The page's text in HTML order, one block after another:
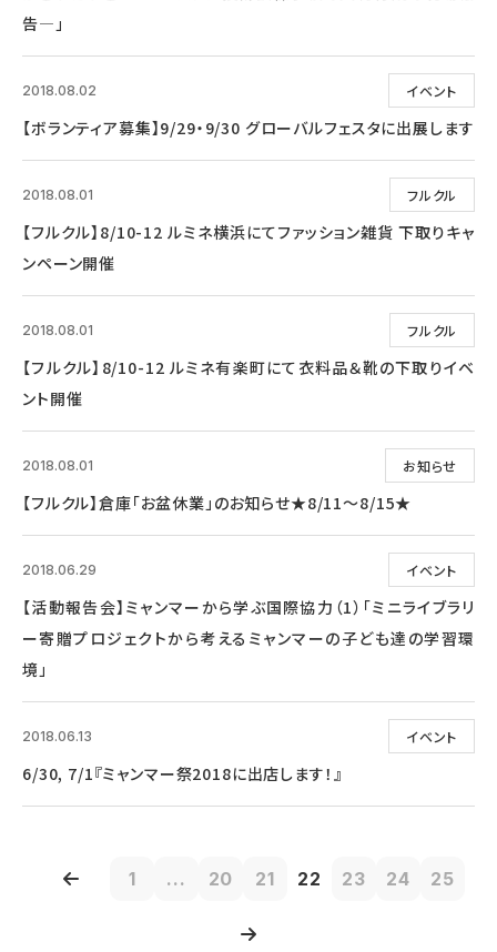
告―」
イベント
2018.08.02
【ボランティア募集】9/29・9/30 グローバルフェスタに出展します
フルクル
2018.08.01
【フルクル】8/10-12 ルミネ横浜にてファッション雑貨 下取りキャ
ンペーン開催
フルクル
2018.08.01
【フルクル】8/10-12 ルミネ有楽町にて衣料品＆靴の下取りイベ
ント開催
お知らせ
2018.08.01
【フルクル】倉庫「お盆休業」のお知らせ★8/11～8/15★
イベント
2018.06.29
【活動報告会】ミャンマーから学ぶ国際協力（1）「ミニライブラリ
ー寄贈プロジェクトから考えるミャンマーの子ども達の学習環
境」
イベント
2018.06.13
6/30, 7/1『ミャンマー祭2018に出店します！』
1 ... 20 21 22 23 24 25